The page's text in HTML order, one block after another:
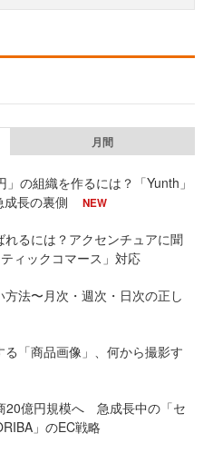
月間
の組織を作るには？「Yunth」
成長の裏側
NEW
るには？アクセンチュアに聞
ィックコマース」対応
法〜月次・週次・日次の正し
「商品画像」、何から撮影す
20億円規模へ 急成長中の「セ
」のEC戦略